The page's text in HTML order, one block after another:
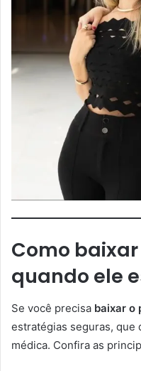
Como
quando ele
Se você precisa baixar o
estratégias seguras, que
médica. Confira as